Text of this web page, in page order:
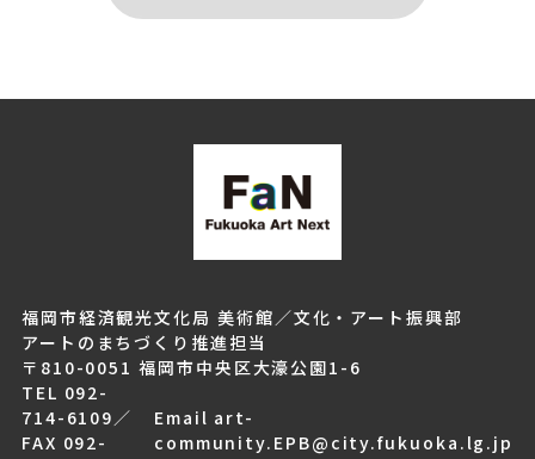
福岡市経済観光文化局 美術館／文化・アート振興部
アートのまちづくり推進担当
〒810-0051 福岡市中央区大濠公園1-6
TEL 092-
714-6109 ／
FAX 092-
Email art-
community.EPB@city.fukuoka.lg.jp